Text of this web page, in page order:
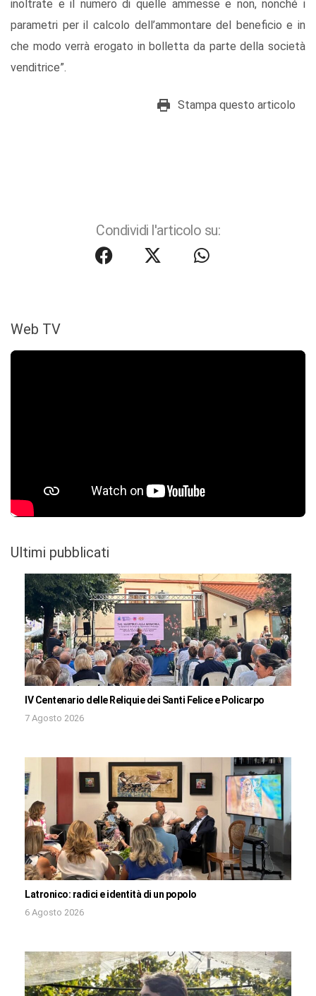
inoltrate e il numero di quelle ammesse e non, nonché i
parametri per il calcolo dell’ammontare del beneficio e in
che modo verrà erogato in bolletta da parte della società
venditrice”.
Stampa questo articolo
Condividi l'articolo su:
Web TV
Ultimi pubblicati
IV Centenario delle Reliquie dei Santi Felice e Policarpo
7 Agosto 2026
Latronico: radici e identità di un popolo
6 Agosto 2026